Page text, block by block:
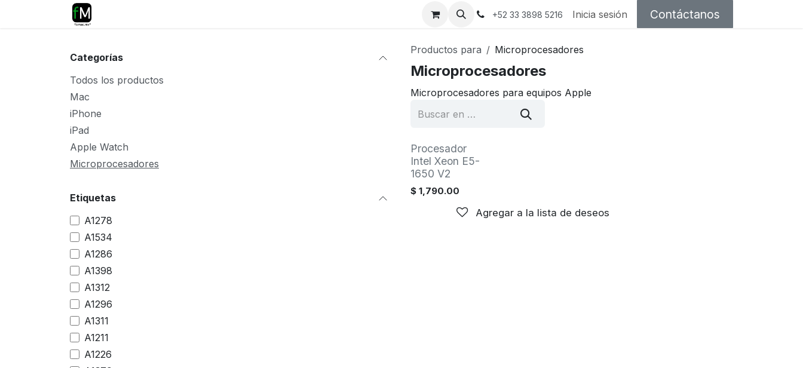
Ir al contenido Sobre nosotros +52 33 3898 5216 Inicia sesión Contáctanos
Categorías
Todos los productos
Mac
iPhone
iPad
Apple Watch
Microprocesadores
Etiquetas
A1278
A1534
A1286
A1398
A1312
A1296
A1311
A1211
A1226
Productos para Microprocesadores
Microprocesadores
Microprocesadores para equipos Apple
Procesador
Intel Xeon E5-
1650 V2
$ 1,790.00
Agregar a la lista de deseos